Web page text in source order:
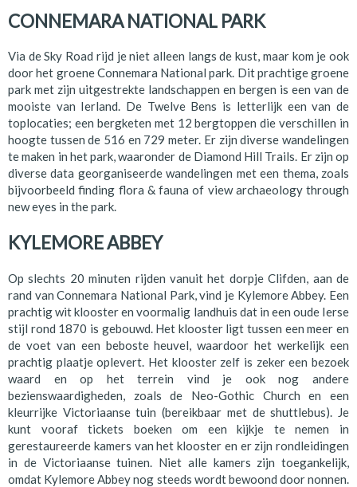
CONNEMARA NATIONAL PARK
Via de Sky Road rijd je niet alleen langs de kust, maar kom je ook
door het groene Connemara National park. Dit prachtige groene
park met zijn uitgestrekte landschappen en bergen is een van de
mooiste van Ierland. De Twelve Bens is letterlijk een van de
toplocaties; een bergketen met 12 bergtoppen die verschillen in
hoogte tussen de 516 en 729 meter. Er zijn diverse wandelingen
te maken in het park, waaronder de Diamond Hill Trails. Er zijn op
diverse data georganiseerde wandelingen met een thema, zoals
bijvoorbeeld finding flora & fauna of view archaeology through
new eyes in the park.
KYLEMORE ABBEY
Op slechts 20 minuten rijden vanuit het dorpje Clifden, aan de
rand van Connemara National Park, vind je Kylemore Abbey. Een
prachtig wit klooster en voormalig landhuis dat in een oude Ierse
stijl rond 1870 is gebouwd. Het klooster ligt tussen een meer en
de voet van een beboste heuvel, waardoor het werkelijk een
prachtig plaatje oplevert. Het klooster zelf is zeker een bezoek
waard en op het terrein vind je ook nog andere
bezienswaardigheden, zoals de Neo-Gothic Church en een
kleurrijke Victoriaanse tuin (bereikbaar met de shuttlebus). Je
kunt vooraf tickets boeken om een kijkje te nemen in
gerestaureerde kamers van het klooster en er zijn rondleidingen
in de Victoriaanse tuinen. Niet alle kamers zijn toegankelijk,
omdat Kylemore Abbey nog steeds wordt bewoond door nonnen.